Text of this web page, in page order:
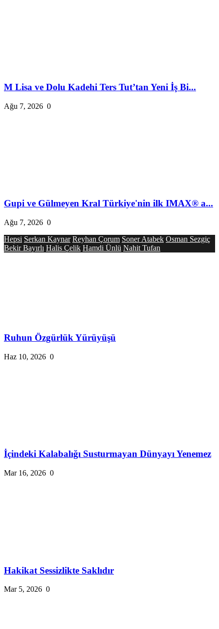
M Lisa ve Dolu Kadehi Ters Tut’tan Yeni İş Bi...
Ağu 7, 2026 0
Gupi ve Gülmeyen Kral Türkiye'nin ilk IMAX® a...
Ağu 7, 2026 0
Hepsi Serkan Kaynar Reyhan Çorum Soner Atabek Osman Sezgiç
Bekir Bayırlı Halis Çelik Hamdi Ünlü Nahit Tufan
Ruhun Özgürlük Yürüyüşü
Haz 10, 2026 0
İçindeki Kalabalığı Susturmayan Dünyayı Yenemez
Mar 16, 2026 0
Hakikat Sessizlikte Saklıdır
Mar 5, 2026 0